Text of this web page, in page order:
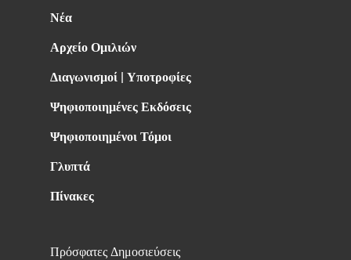
Νέα
Αρχείο Ομιλιών
Διαγωνισμοί | Υποτροφίες
Ψηφιοποιημένες Εκδόσεις
Ψηφιοποιημένοι Τόμοι
Γλυπτά
Πίνακες
Πρόσφατες Δημοσιεύσεις